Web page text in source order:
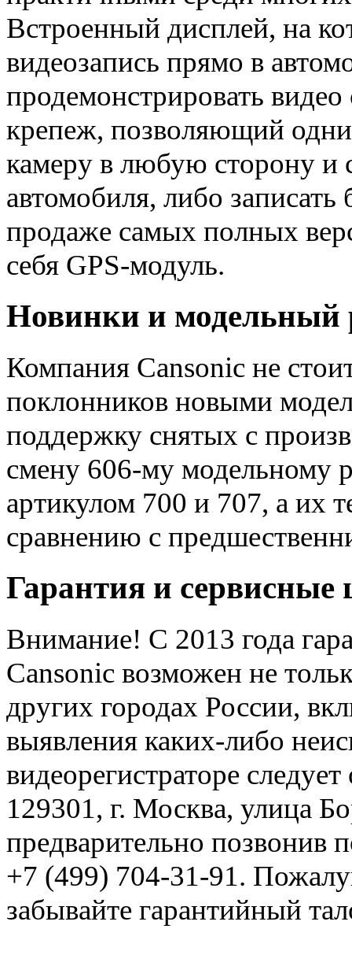
Встроенный дисплей, на
видеозапись прямо в
продемонстрировать
крепеж, позволяющий
камеру в любую сторону и
автомобиля, либо
продаже самых полных
себя GPS-модуль.
Новинки и модельный
Компания Cansonic не
поклонников новыми
поддержку снятых с
смену 606-му модельному
артикулом 700 и 707, а их
сравнению с
Гарантия и сервисные
Внимание! С 2013 года
Cansonic возможен не
других городах России,
выявления каких-либо
видеорегистраторе
129301, г. Москва, улица
предварительно позвонив
+7 (499) 704-31-91.
забывайте гарантийный